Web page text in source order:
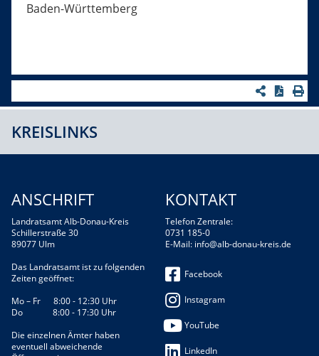
Baden-Württemberg
KREISLINKS
ANSCHRIFT
Landratsamt Alb-Donau-Kreis
Schillerstraße 30
89077 Ulm
Das Landratsamt ist zu folgenden
Zeiten geöffnet:
Mo – Fr 8:00 - 12:30 Uhr
Do 8:00 - 17:30 Uhr
Die einzelnen Ämter haben
eventuell abweichende
KONTAKT
Telefon Zentrale:
0731 185-0
E-Mail: info@alb-donau-kreis.de
Facebook
Instagram
YouTube
LinkedIn